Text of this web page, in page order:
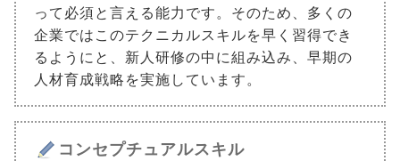
って必須と言える能力です。そのため、多くの
企業ではこのテクニカルスキルを早く習得でき
るようにと、新人研修の中に組み込み、早期の
人材育成戦略を実施しています。
コンセプチュアルスキル